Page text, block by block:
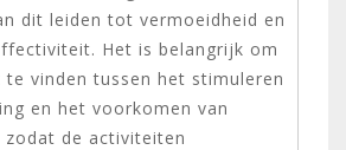
dit leiden tot vermoeidheid en
Het is belangrijk om
te vinden tussen het stimuleren
en het voorkomen van
zodat de activiteiten